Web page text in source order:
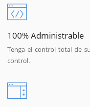
100% Administrable
Tenga el control total de
control.